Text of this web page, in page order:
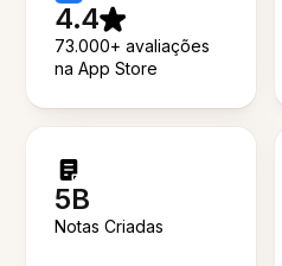
4.4
73.000+ avaliações
na App Store
5B
Notas Criadas